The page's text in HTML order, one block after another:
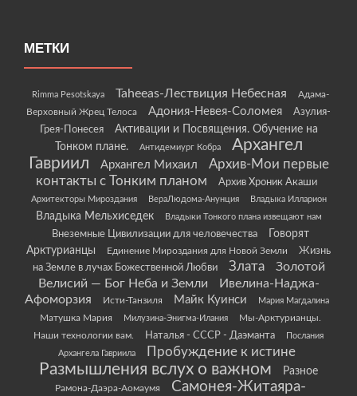
МЕТКИ
Rimma Pesotskaya Taheeas-Лествиция Небесная
Адама-
Верховный Жрец Телоса
Адония-Невея-Соломея
Азулия-
Грея-Понесея
Активации и Посвящения. Обучение на
Тонком плане.
Антидемиург Кобра
Архангел
Гавриил
Архангел Михаил
Архив-Мои первые
контакты с Тонким планом
Архив Хроник Акаши
Архитекторы Мироздания ВераЛюдома-Анунция Владыка Илларион
Владыка Мельхиседек Владыки Тонкого плана извещают нам
Внеземные Цивилизации для человечества
Говорят
Арктурианцы
Единение Мироздания для Новой Земли
Жизнь
на Земле в лучах Божественной Любви
Злата
Золотой
Велисий — Бог Неба и Земли
Ивелина-Наджа-
Афоморзия
Исти-Танзиля Майк Куинси Мария Магдалина
Матушка Мария Милузина-Энигма-Илания
Мы-Арктурианцы.
Наши технологии вам.
Наталья - СССР - Даэманта
Послания
Архангела Гавриила
Пробуждение к истине
Размышления вслух о важном Разное
Рамона-Даэра-Аомаумя
Самонея-Житаяра-